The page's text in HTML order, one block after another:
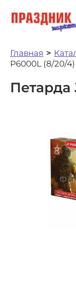
Главная
P6000L (8/20/4)
Петарда